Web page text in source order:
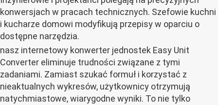
konwersjach w pracach technicznych. Szefowie kuchni
i kucharze domowi modyfikują przepisy w oparciu o
dostępne narzędzia.
nasz internetowy konwerter jednostek Easy Unit
Converter eliminuje trudności związane z tymi
zadaniami. Zamiast szukać formuł i korzystać z
nieaktualnych wykresów, użytkownicy otrzymują
natychmiastowe, wiarygodne wyniki. To nie tylko